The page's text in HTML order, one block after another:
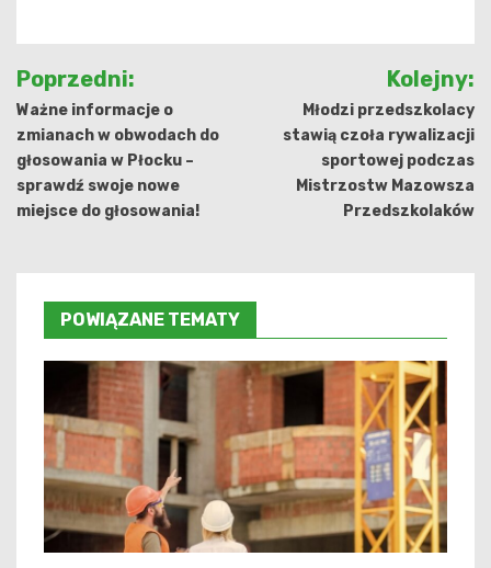
Nawigacja
wpisu
Poprzedni:
Ważne informacje o
zmianach w obwodach do
głosowania w Płocku –
sprawdź swoje nowe
miejsce do głosowania!
Kolejny:
Młodzi przedszkolacy
stawią czoła rywalizacji
sportowej podczas
Mistrzostw Mazowsza
Przedszkolaków
POWIĄZANE TEMATY